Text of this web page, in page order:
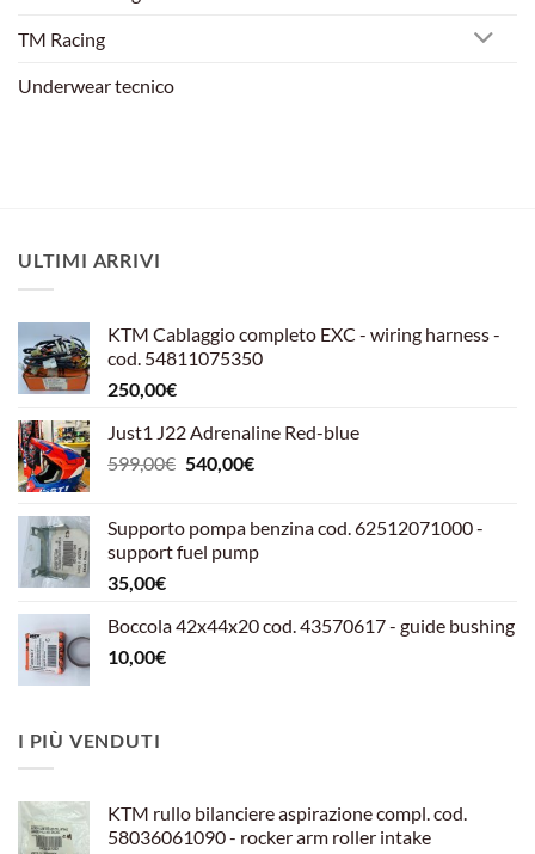
TM Racing
Underwear tecnico
ULTIMI ARRIVI
KTM Cablaggio completo EXC - wiring harness -
cod. 54811075350
250,00€
Just1 J22 Adrenaline Red-blue
599,00€ Il
era:
599,00€.
540,00€Il
è:
540,00€.
Supporto pompa benzina cod. 62512071000 -
support fuel pump
35,00€
Boccola 42x44x20 cod. 43570617 - guide bushing
10,00€
I PIÙ VENDUTI
KTM rullo bilanciere aspirazione compl. cod.
58036061090 - rocker arm roller intake